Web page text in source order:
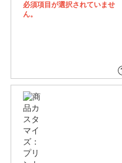
必須項目が選択されていませ
ん。